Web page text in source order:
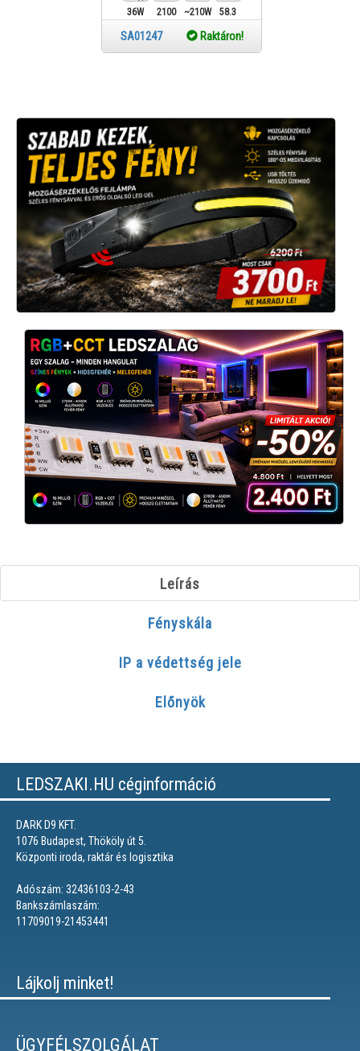
36W
2100
~210W 58.3
SA01247 Raktáron!
Leírás
Fényskála
IP a védettség jele
Előnyök
LEDSZAKI.HU céginformáció
DARK D9 KFT.
1076 Budapest, Thököly út 5.
Központi iroda, raktár és logisztika
Adószám: 32436103-2-43
Bankszámlaszám:
11709019-21453441
Lájkolj minket!
ÜGYFÉLSZOLGÁLAT